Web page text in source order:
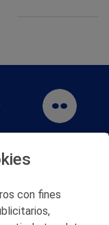
con fines